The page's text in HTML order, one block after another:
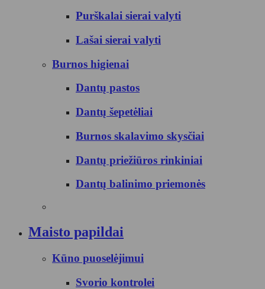
Purškalai sierai valyti
Lašai sierai valyti
Burnos higienai
Dantų pastos
Dantų šepetėliai
Burnos skalavimo skysčiai
Dantų priežiūros rinkiniai
Dantų balinimo priemonės
Maisto papildai
Kūno puoselėjimui
Svorio kontrolei